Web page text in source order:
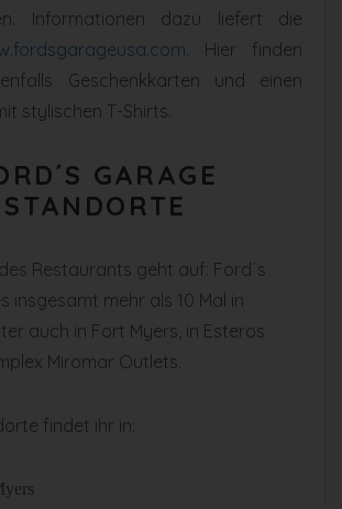
Informationen dazu liefert die
. Hier finden
Geschenkkarten und einen
stylischen T-Shirts.
GARAGE
STANDORTE
Restaurants geht auf: Ford´s
insgesamt mehr als 10 Mal in
auch in Fort Myers, in Esteros
Miromar Outlets.
findet ihr in: